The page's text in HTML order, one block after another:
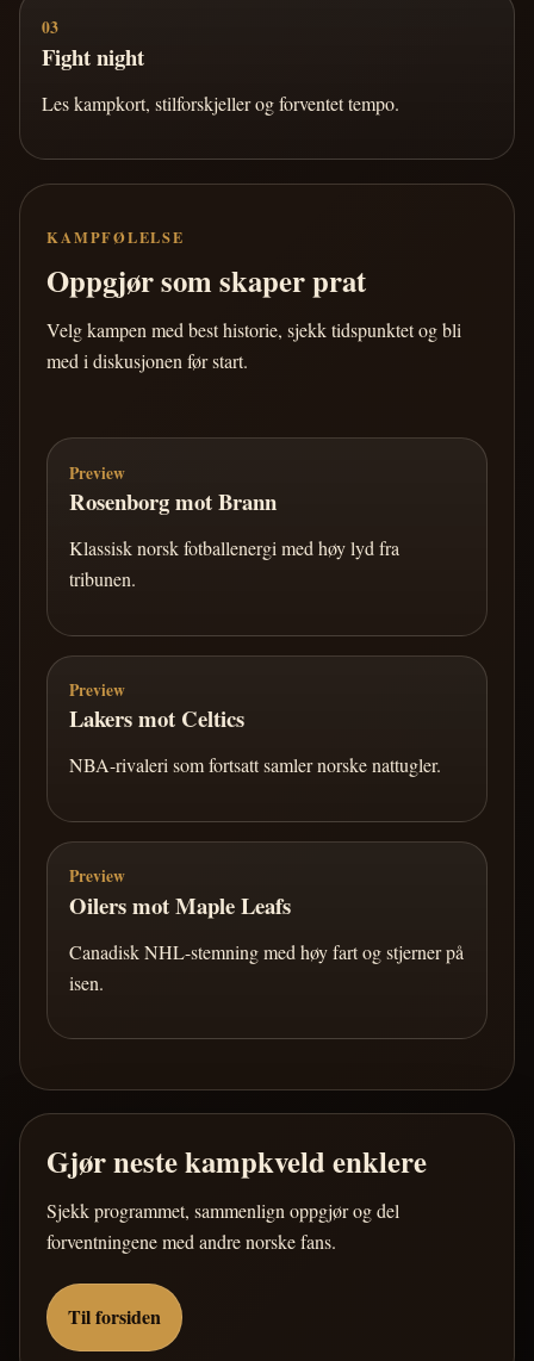
03
Fight night
Les kampkort, stilforskjeller og forventet tempo.
KAMPFØLELSE
Oppgjør som skaper prat
Velg kampen med best historie, sjekk tidspunktet og bli
med i diskusjonen før start.
Preview
Rosenborg mot Brann
Klassisk norsk fotballenergi med høy lyd fra
tribunen.
Preview
Lakers mot Celtics
NBA-rivaleri som fortsatt samler norske nattugler.
Preview
Oilers mot Maple Leafs
Canadisk NHL-stemning med høy fart og stjerner på
isen.
Gjør neste kampkveld enklere
Sjekk programmet, sammenlign oppgjør og del
forventningene med andre norske fans.
Til forsiden